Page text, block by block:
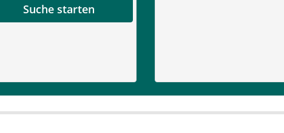
Suche starten